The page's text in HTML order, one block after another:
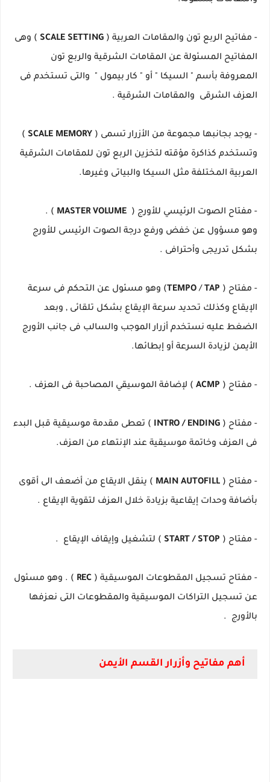
- مفاتيح الربع تون والمقامات العربية ( SCALE SETTING ) وهى
المفاتيح المسئولة عن المقامات الشرقية والربع تون
المعروفة بأسم " السيكا " أو " كار بيمول " والتى تستخدم فى
العزف الشرقى والمقامات الشرقية .
- يوجد بجانبها مجموعة من الأزرار تسمى ( SCALE MEMORY
)
وتستخدم كذاكرة مؤقته لتخزين الربع تون للمقامات الشرقية
العربية المختلفة مثل السيكا والبياتى وغيرها.
- مفتاح الصوت الرئيسي للأورج ( MASTER VOLUME
) .
وهو مسؤول عن خفض ورفع درجة الصوت الرئيسى للأورج
بشكل تدريجى وأحترافى .
- مفتاح ( TEMPO/ TAP
) وهو مسئول عن التحكم فى سرعة
الإيقاع وكذلك تحديد سرعة الإيقاع بشكل تلقائى , وبعد
الضغط عليه نستخدم أزرار الموجب والسالب فى جانب الأورج
الأيمن لزيادة السرعة أو إبطائها.
- مفتاح ( ACMP ) لإضافة الموسيقي المصاحبة فى العزف .
- مفتاح ( INTRO / ENDING ) تعطى مقدمة موسيقية قبل البدء
فى العزف وخاتمة موسيقية عند الإنتهاء من العزف.
- مفتاح ( MAIN AUTOFILL ) ينقل الايقاع من أضعف الى أقوى
بأضافة وحدات إيقاعية بزيادة خلال العزف لتقوية الإيقاع .
- مفتاح ( START / STOP ) لتشغيل وإيقاف الإيقاع .
- مفتاح تسجيل المقطوعات الموسيقية ( REC
) . وهو مسئول
عن تسجيل التراكات الموسيقية والمقطوعات التى نعزفها
بالأورج .
أهم مفاتيح وأزرار القسم الأيمن